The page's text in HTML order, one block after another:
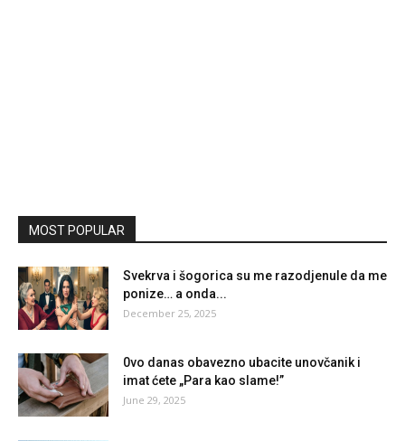
MOST POPULAR
Svekrva i šogorica su me razodjenule da me
ponize… a onda...
December 25, 2025
0vo danas obavezno ubacite unovčanik i
imat ćete „Para kao slame!”
June 29, 2025